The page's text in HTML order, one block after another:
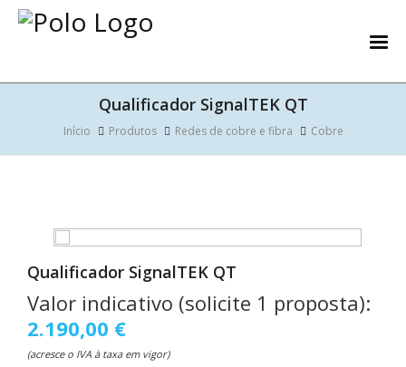
Qualificador SignalTEK QT
Início Produtos Redes de cobre e fibra Cobre
Qualificador SignalTEK QT
Valor indicativo (solicite 1 proposta):
2.190,00 €
(acresce o IVA à taxa em vigor)